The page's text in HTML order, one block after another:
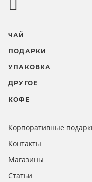
ЧАЙ
ПОДАРКИ
УПАКОВКА
ДРУГОЕ
КОФЕ
Корпоративные
Контакты
Магазины
Статьи